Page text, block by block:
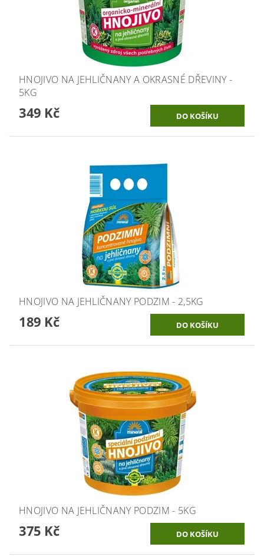
HNOJIVO NA JEHLIČNANY A OKRASNÉ DŘEVINY -
5KG
349 Kč
HNOJIVO NA JEHLIČNANY PODZIM - 2,5KG
189 Kč
HNOJIVO NA JEHLIČNANY PODZIM - 5KG
375 Kč